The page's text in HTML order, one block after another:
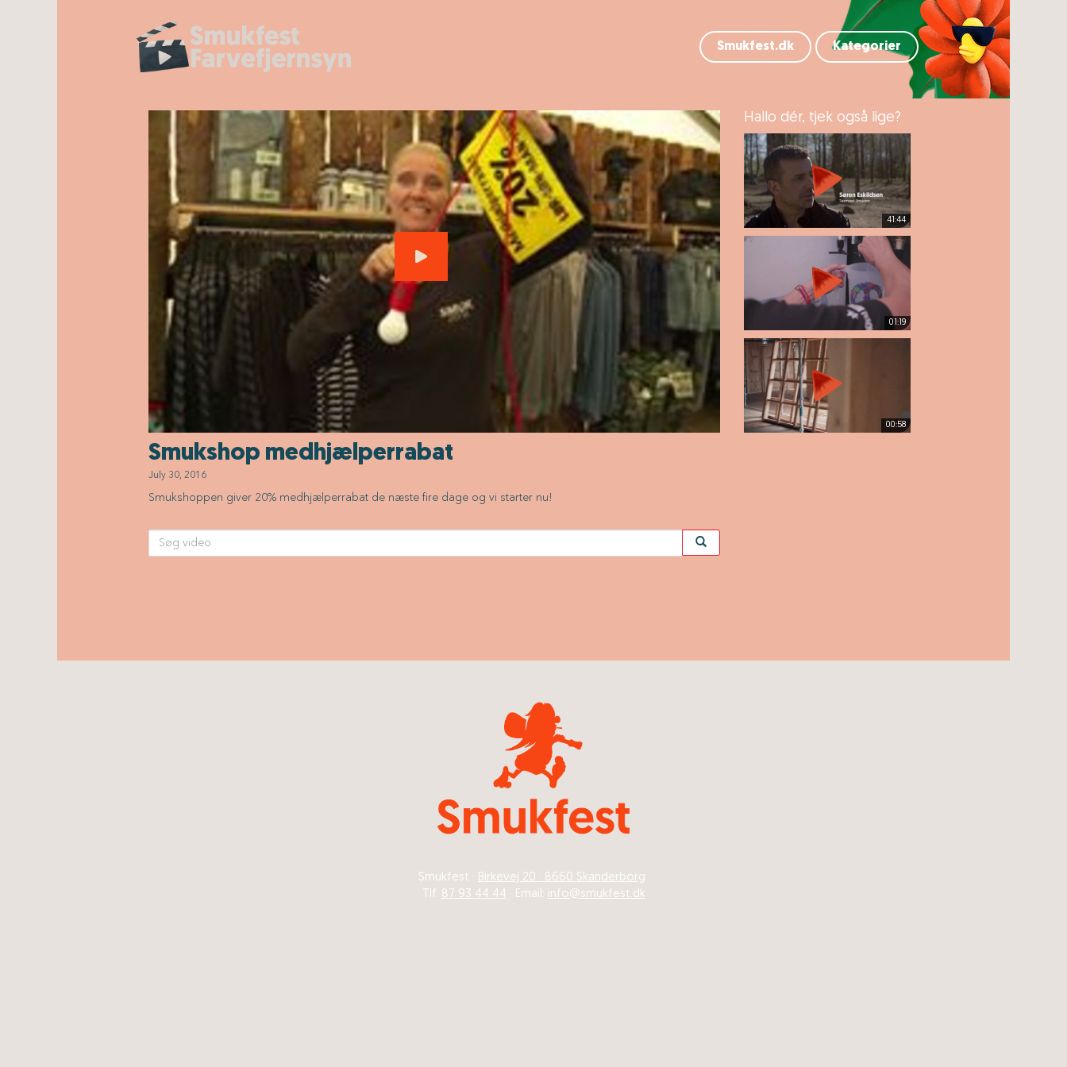
Smukfest.dk Kategorier
Smukshop medhjælperrabat
July 30, 2016
Smukshoppen giver 20% medhjælperrabat de næste fire dage og vi starter nu!
Hallo dér, tjek også lige?
41:44
01:19
00:58
Smukfest · Birkevej 20 · 8660 Skanderborg
Tlf. 87 93 44 44 · Email: info@smukfest.dk